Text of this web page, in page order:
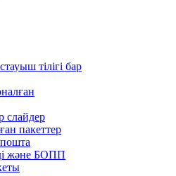
тілігі бар
слайдер
пакеттер
және БОПП